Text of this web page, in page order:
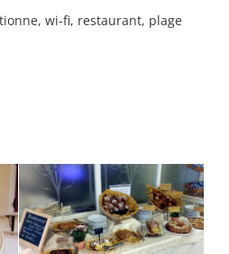
wi-fi, restaurant, plage